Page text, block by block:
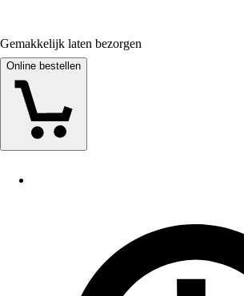
Gemakkelijk laten bezorgen
Online bestellen